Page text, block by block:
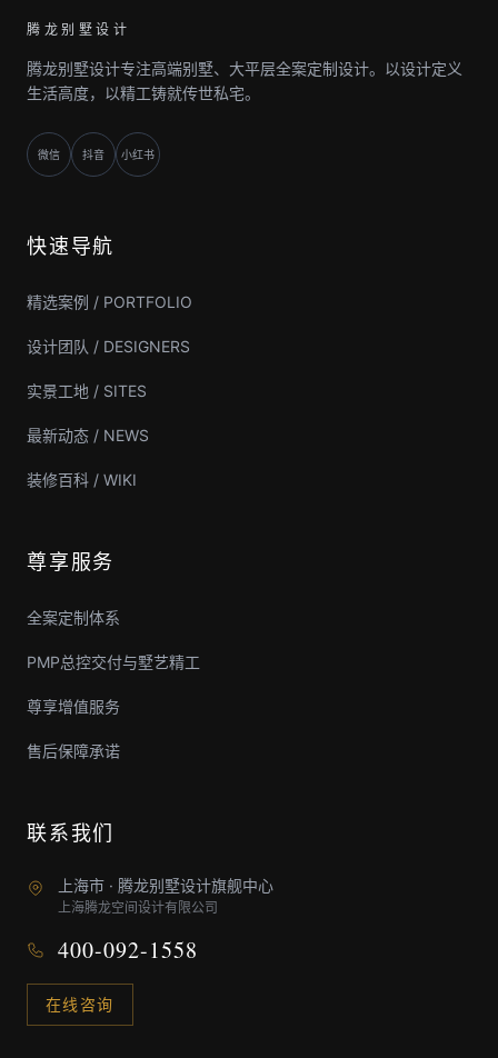
腾龙别墅设计
腾龙别墅设计专注高端别墅、大平层全案定制设计。以设计定义
生活高度，以精工铸就传世私宅。
微信 抖音 小红书
快速导航
精选案例 / PORTFOLIO
设计团队 / DESIGNERS
实景工地 / SITES
最新动态 / NEWS
装修百科 / WIKI
尊享服务
全案定制体系
PMP总控交付与墅艺精工
尊享增值服务
售后保障承诺
联系我们
上海市 · 腾龙别墅设计旗舰中心
上海腾龙空间设计有限公司
400-092-1558
在线咨询